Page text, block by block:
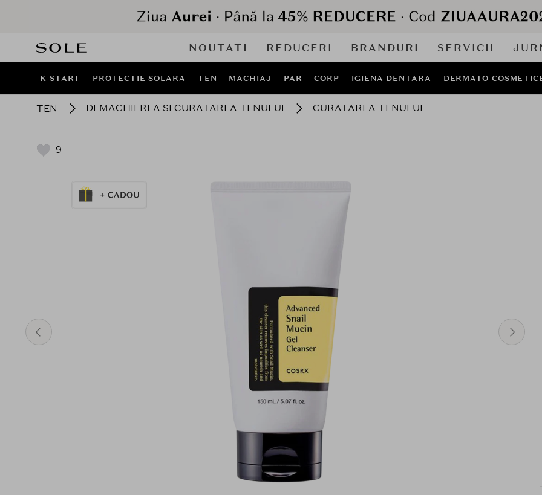
NOUTATI REDUCERI BRANDURI SERVICII
K-START PROTECTIE SOLARA TEN MACHIAJ PAR CORP IGIENA DENTARA DERMATO
TEN DEMACHIEREA SI CURATAREA TENULUI CURATAREA TENULUI
9